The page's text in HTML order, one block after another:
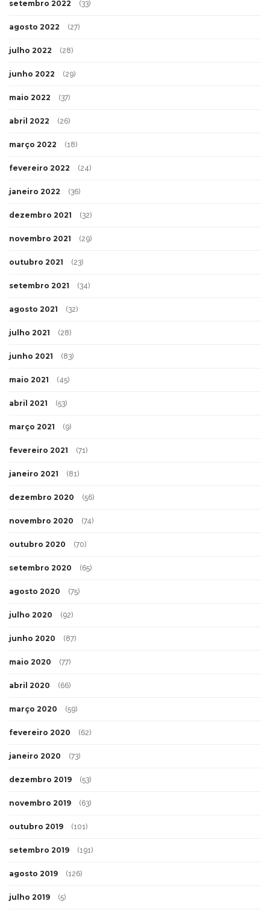
setembro 2022 (33)
agosto 2022 (27)
julho 2022 (28)
junho 2022 (29)
maio 2022 (37)
abril 2022 (26)
março 2022 (18)
fevereiro 2022 (24)
janeiro 2022 (36)
dezembro 2021 (32)
novembro 2021 (29)
outubro 2021 (23)
setembro 2021 (34)
agosto 2021 (32)
julho 2021 (28)
junho 2021 (83)
maio 2021 (45)
abril 2021 (53)
março 2021 (9)
fevereiro 2021 (71)
janeiro 2021 (81)
dezembro 2020 (56)
novembro 2020 (74)
outubro 2020 (70)
setembro 2020 (65)
agosto 2020 (75)
julho 2020 (92)
junho 2020 (87)
maio 2020 (77)
abril 2020 (66)
março 2020 (59)
fevereiro 2020 (62)
janeiro 2020 (73)
dezembro 2019 (53)
novembro 2019 (63)
outubro 2019 (101)
setembro 2019 (191)
agosto 2019 (126)
julho 2019 (5)